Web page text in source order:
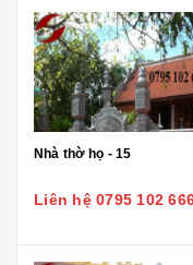
Nhà thờ họ - 15
Liên hệ 0795 102